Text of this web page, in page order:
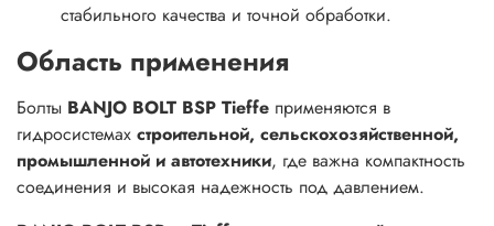
стабильного качества и точной обработки.
Область применения
Болты BANJO BOLT BSP Tieffe применяются в
гидросистемах строительной, сельскохозяйственной,
промышленной и автотехники, где важна компактность
соединения и высокая надежность под давлением.